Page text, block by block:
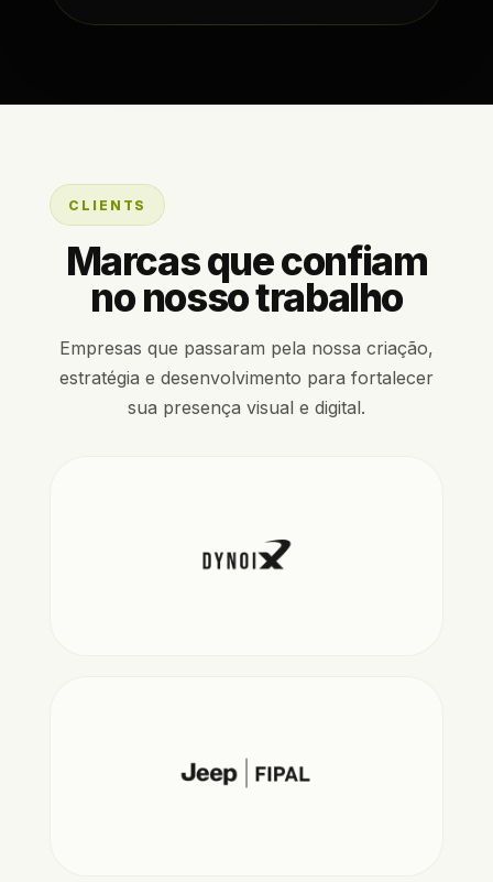
CLIENTS
Marcas que confiam
no nosso trabalho
Empresas que passaram pela nossa criação,
estratégia e desenvolvimento para fortalecer
sua presença visual e digital.